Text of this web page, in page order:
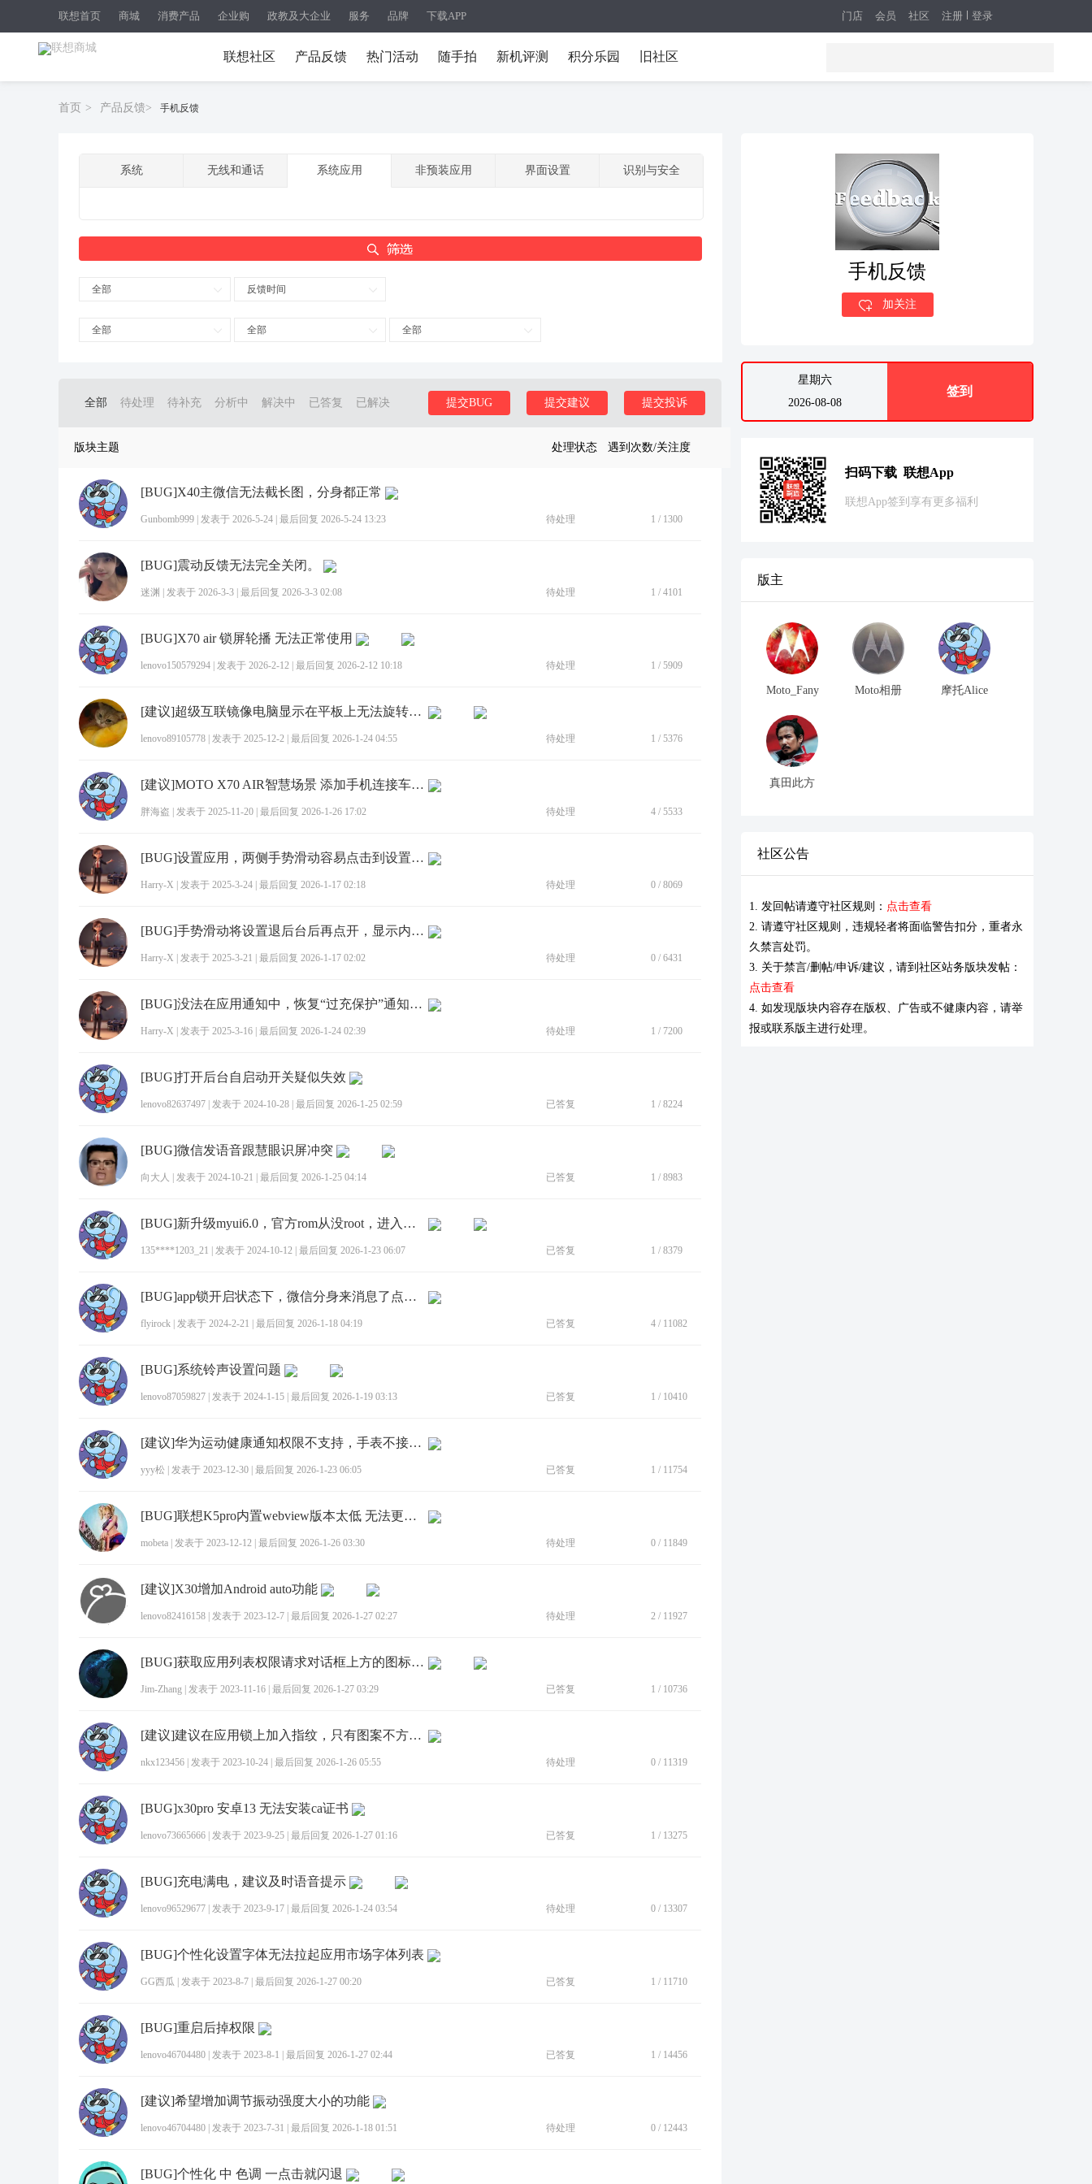
联想首页 商城 消费产品 企业购 政教及大企业 服务 品牌 下载APP 注册 登录
门店 会员 社区
联想社区 产品反馈 热门活动 随手拍 新机评测 积分乐园 旧社区
首页 > 产品反馈> 手机反馈
系统 无线和通话 系统应用 非预装应用 界面设置 识别与安全
全部 反馈时间
全部 全部 全部
全部 待处理 待补充 分析中 解决中 已答复 已解决 提交投诉
提交建议
提交BUG
版块主题 处理状态 遇到次数/关注度
[BUG]X40主微信无法截长图，分身都正常
Gunbomb999 发表于 2026-5-24 最后回复 2026-5-24 13:23 待处理 1 / 1300
[BUG]震动反馈无法完全关闭。
迷渊 发表于 2026-3-3 最后回复 2026-3-3 02:08 待处理 1 / 4101
[BUG]X70 air 锁屏轮播 无法正常使用
lenovo150579294 发表于 2026-2-12 最后回复 2026-2-12 10:18 待处理 1 / 5909
[建议]超级互联镜像电脑显示在平板上无法旋转屏幕无法修改
lenovo89105778 发表于 2025-12-2 最后回复 2026-1-24 04:55 待处理 1 / 5376
[建议]MOTO X70 AIR智慧场景 添加手机连接车载蓝牙后自动打开热点
胖海盗 发表于 2025-11-20 最后回复 2026-1-26 17:02 待处理 4 / 5533
[BUG]设置应用，两侧手势滑动容易点击到设置中的选项
Harry-X 发表于 2025-3-24 最后回复 2026-1-17 02:18 待处理 0 / 8069
[BUG]手势滑动将设置退后台后再点开，显示内容有一瞬间模糊
Harry-X 发表于 2025-3-21 最后回复 2026-1-17 02:02 待处理 0 / 6431
[BUG]没法在应用通知中，恢复“过充保护”通知图标
Harry-X 发表于 2025-3-16 最后回复 2026-1-24 02:39 待处理 1 / 7200
[BUG]打开后台自启动开关疑似失效
lenovo82637497 发表于 2024-10-28 最后回复 2026-1-25 02:59 已答复 1 / 8224
[BUG]微信发语音跟慧眼识屏冲突
向大人 发表于 2024-10-21 最后回复 2026-1-25 04:14 已答复 1 / 8983
[BUG]新升级myui6.0，官方rom从没root，进入设置-系统-键盘，黑屏，无响应。
135****1203_21 发表于 2024-10-12 最后回复 2026-1-23 06:07 已答复 1 / 8379
[BUG]app锁开启状态下，微信分身来消息了点击后无法弹出消息
flyirock 发表于 2024-2-21 最后回复 2026-1-18 04:19 已答复 4 / 11082
[BUG]系统铃声设置问题
lenovo87059827 发表于 2024-1-15 最后回复 2026-1-19 03:13 已答复 1 / 10410
[建议]华为运动健康通知权限不支持，手表不接收消息
yyy松 发表于 2023-12-30 最后回复 2026-1-23 06:05 已答复 1 / 11754
[BUG]联想K5pro内置webview版本太低 无法更新 影响使用
mobeta 发表于 2023-12-12 最后回复 2026-1-26 03:30 待处理 0 / 11849
[建议]X30增加Android auto功能
lenovo82416158 发表于 2023-12-7 最后回复 2026-1-27 02:27 待处理 2 / 11927
[BUG]获取应用列表权限请求对话框上方的图标出错
Jim-Zhang 发表于 2023-11-16 最后回复 2026-1-27 03:29 已答复 1 / 10736
[建议]建议在应用锁上加入指纹，只有图案不方便，希望两者同...
nkx123456 发表于 2023-10-24 最后回复 2026-1-26 05:55 待处理 0 / 11319
[BUG]x30pro 安卓13 无法安装ca证书
lenovo73665666 发表于 2023-9-25 最后回复 2026-1-27 01:16 已答复 1 / 13275
[BUG]充电满电，建议及时语音提示
lenovo96529677 发表于 2023-9-17 最后回复 2026-1-24 03:54 待处理 0 / 13307
[BUG]个性化设置字体无法拉起应用市场字体列表
GG西瓜 发表于 2023-8-7 最后回复 2026-1-27 00:20 已答复 1 / 11710
[BUG]重启后掉权限
lenovo46704480 发表于 2023-8-1 最后回复 2026-1-27 02:44 已答复 1 / 14456
[建议]希望增加调节振动强度大小的功能
lenovo46704480 发表于 2023-7-31 最后回复 2026-1-18 01:51 待处理 0 / 12443
[BUG]个性化 中 色调 一点击就闪退
手机反馈
加关注
星期六
2026-08-08
签到
扫码下载 联想App
联想App签到享有更多福利
版主
Moto_Fany Moto相册 摩托Alice
真田此方
社区公告
1. 发回帖请遵守社区规则： 点击查看
2. 请遵守社区规则，违规轻者将面临警告扣分，重者永
久禁言处罚。
3. 关于禁言/删帖/申诉/建议，请到社区站务版块发帖：
点击查看
4. 如发现版块内容存在版权、广告或不健康内容，请举
报或联系版主进行处理。